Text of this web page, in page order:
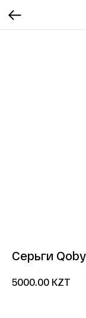
Серьги
5000.00 KZT